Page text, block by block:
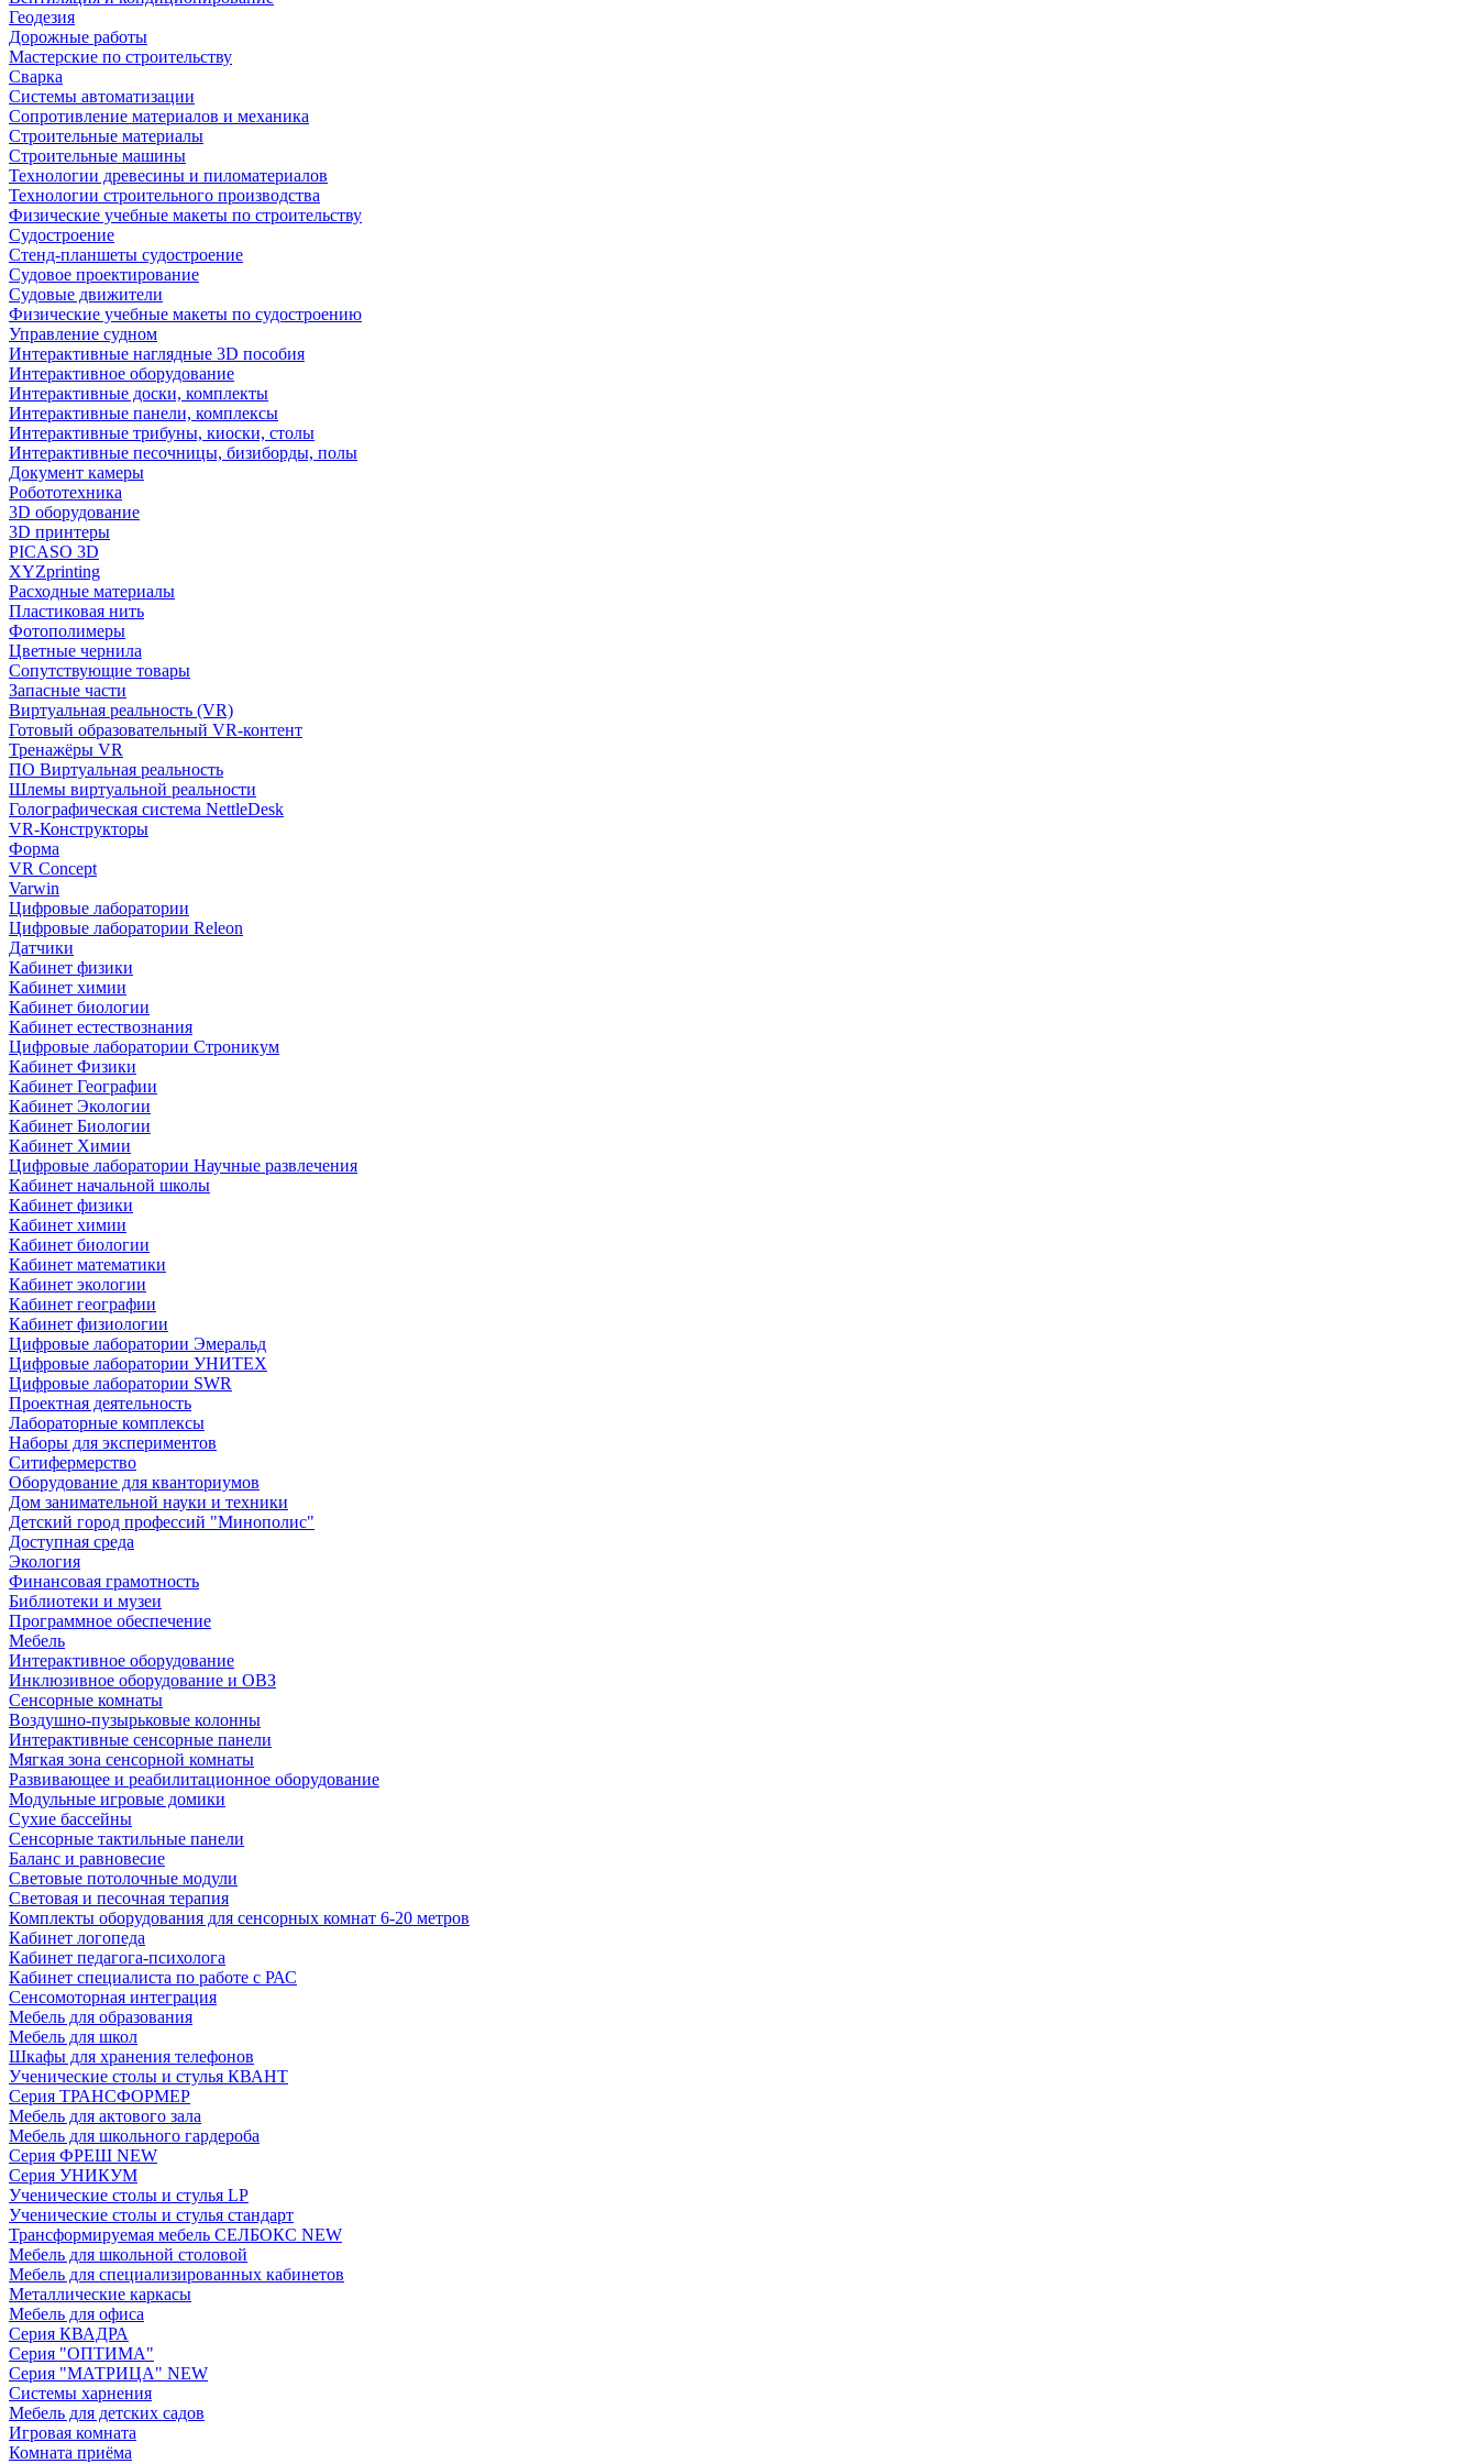
Геодезия
Дорожные работы
Мастерские по строительству
Сварка
Системы автоматизации
Сопротивление материалов и механика
Строительные материалы
Строительные машины
Технологии древесины и пиломатериалов
Технологии строительного производства
Физические учебные макеты по строительству
Судостроение
Стенд-планшеты судостроение
Судовое проектирование
Судовые движители
Физические учебные макеты по судостроению
Управление судном
Интерактивные наглядные 3D пособия
Интерактивное оборудование
Интерактивные доски, комплекты
Интерактивные панели, комплексы
Интерактивные трибуны, киоски, столы
Интерактивные песочницы, бизиборды, полы
Документ камеры
Робототехника
3D оборудование
3D принтеры
PICASO 3D
XYZprinting
Расходные материалы
Пластиковая нить
Фотополимеры
Цветные чернила
Сопутствующие товары
Запасные части
Виртуальная реальность (VR)
Готовый образовательный VR-контент
Тренажёры VR
ПО Виртуальная реальность
Шлемы виртуальной реальности
Голографическая система NettleDesk
VR-Конструкторы
Форма
VR Concept
Varwin
Цифровые лаборатории
Цифровые лаборатории Releon
Датчики
Кабинет физики
Кабинет химии
Кабинет биологии
Кабинет естествознания
Цифровые лаборатории Строникум
Кабинет Физики
Кабинет Географии
Кабинет Экологии
Кабинет Биологии
Кабинет Химии
Цифровые лаборатории Научные развлечения
Кабинет начальной школы
Кабинет физики
Кабинет химии
Кабинет биологии
Кабинет математики
Кабинет экологии
Кабинет географии
Кабинет физиологии
Цифровые лаборатории Эмеральд
Цифровые лаборатории УНИТЕХ
Цифровые лаборатории SWR
Проектная деятельность
Лабораторные комплексы
Наборы для экспериментов
Ситифермерство
Оборудование для кванториумов
Дом занимательной науки и техники
Детский город профессий "Минополис"
Доступная среда
Экология
Финансовая грамотность
Библиотеки и музеи
Программное обеспечение
Мебель
Интерактивное оборудование
Инклюзивное оборудование и ОВЗ
Cенсорные комнаты
Воздушно-пузырьковые колонны
Интерактивные сенсорные панели
Мягкая зона сенсорной комнаты
Развивающее и реабилитационное оборудование
Модульные игровые домики
Сухие бассейны
Сенсорные тактильные панели
Баланс и равновесие
Световые потолочные модули
Световая и песочная терапия
Комплекты оборудования для сенсорных комнат 6-20 метров
Кабинет логопеда
Кабинет педагога-психолога
Кабинет специалиста по работе с РАС
Сенсомоторная интеграция
Мебель для образования
Мебель для школ
Шкафы для хранения телефонов
Ученические столы и стулья КВАНТ
Серия ТРАНСФОРМЕР
Мебель для актового зала
Мебель для школьного гардероба
Серия ФРЕШ NEW
Серия УНИКУМ
Ученические столы и стулья LP
Ученические столы и стулья стандарт
Трансформируемая мебель СЕЛБОКС NEW
Мебель для школьной столовой
Мебель для специализированных кабинетов
Металлические каркасы
Мебель для офиса
Серия КВАДРА
Серия "ОПТИМА"
Серия "МАТРИЦА" NEW
Системы харнения
Мебель для детских садов
Игровая комната
Комната приёма